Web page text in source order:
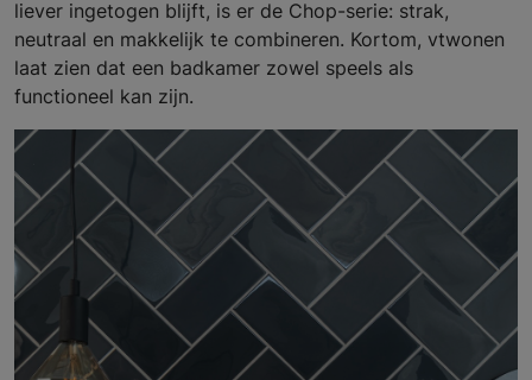
liever ingetogen blijft, is er de Chop-serie: strak,
neutraal en makkelijk te combineren. Kortom, vtwonen
laat zien dat een badkamer zowel speels als
functioneel kan zijn.